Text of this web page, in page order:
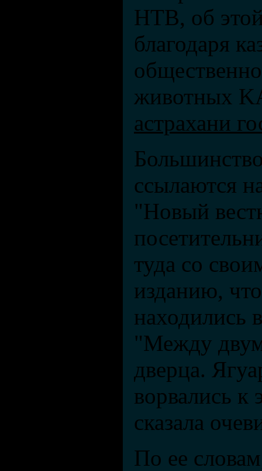
НТВ, об этой
благодаря
животных
астрахани
ссылаются
"Новый
туда со
изданию,
находились
"Между
дверца.
ворвались
сказала
По ее